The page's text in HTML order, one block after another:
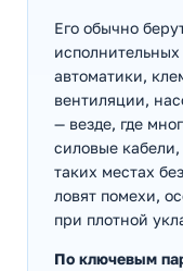
Его обычно
автоматики,
вентиляции,
— везде, где
силовые
таких местах
ловят помехи,
при плотной
По ключевым